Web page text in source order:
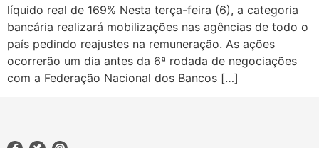
líquido real de 169% Nesta terça-feira (6), a categoria
bancária realizará mobilizações nas agências de todo o
país pedindo reajustes na remuneração. As ações
ocorrerão um dia antes da 6ª rodada de negociações
com a Federação Nacional dos Bancos […]